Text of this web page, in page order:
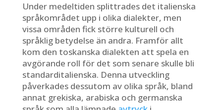
Under medeltiden splittrades det italienska
språkområdet upp i olika dialekter, men
vissa områden fick större kulturell och
språklig betydelse än andra. Framför allt
kom den toskanska dialekten att spela en
avgörande roll för det som senare skulle bli
standarditalienska. Denna utveckling
påverkades dessutom av olika språk, bland
annat grekiska, arabiska och germanska